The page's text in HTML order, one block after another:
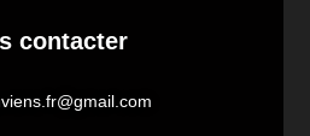
contacter